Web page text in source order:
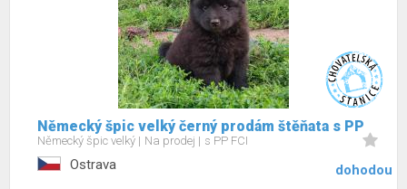
Německý špic velký černý prodám štěňata s PP
Německý špic velký Na prodej s PP FCI
Ostrava dohodou